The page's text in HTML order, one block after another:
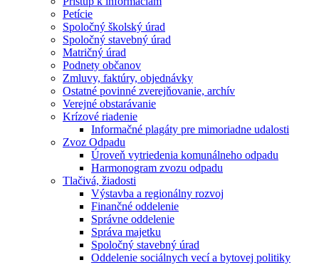
Petície
Spoločný školský úrad
Spoločný stavebný úrad
Matričný úrad
Podnety občanov
Zmluvy, faktúry, objednávky
Ostatné povinné zverejňovanie, archív
Verejné obstarávanie
Krízové riadenie
Informačné plagáty pre mimoriadne udalosti
Zvoz Odpadu
Úroveň vytriedenia komunálneho odpadu
Harmonogram zvozu odpadu
Tlačivá, žiadosti
Výstavba a regionálny rozvoj
Finančné oddelenie
Správne oddelenie
Správa majetku
Spoločný stavebný úrad
Oddelenie sociálnych vecí a bytovej politiky